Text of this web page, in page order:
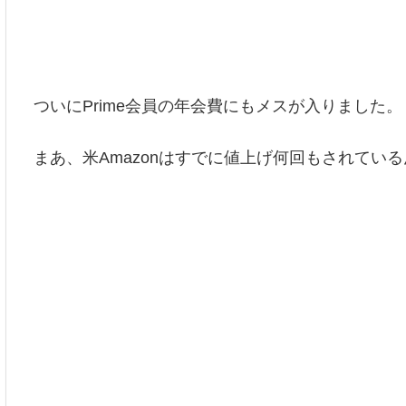
ついにPrime会員の年会費にもメスが入りました。
まあ、米Amazonはすでに値上げ何回もされている